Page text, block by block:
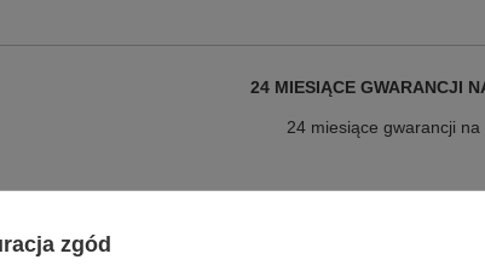
24 MIESIĄCE GWARANCJI
24 miesiące gwarancji na
zgód